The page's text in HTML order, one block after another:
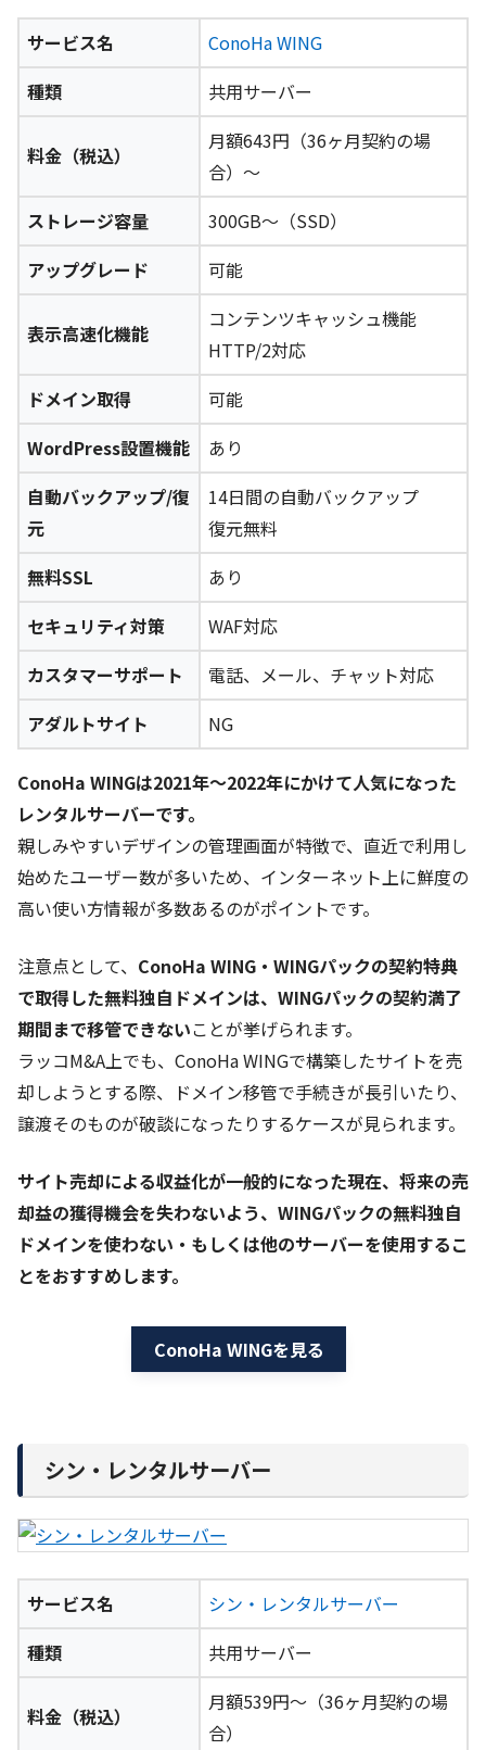
サービス名
ConoHa WING
種類
共用サーバー
料金（税込）
月額643円（36ヶ月契約の場
合）～
ストレージ容量
300GB～（SSD）
アップグレード
可能
表示高速化機能
コンテンツキャッシュ機能
HTTP/2対応
ドメイン取得
可能
WordPress設置機能
あり
自動バックアップ/復
元
14日間の自動バックアップ
復元無料
無料SSL
あり
セキュリティ対策
WAF対応
カスタマーサポート
電話、メール、チャット対応
アダルトサイト
NG
ConoHa WINGは2021年～2022年にかけて人気になった
レンタルサーバーです。
親しみやすいデザインの管理画面が特徴で、直近で利用し
始めたユーザー数が多いため、インターネット上に鮮度の
高い使い方情報が多数あるのがポイントです。
注意点として、 ConoHa WING・WINGパックの契約特典
で取得した無料独自ドメインは、WINGパックの契約満了
期間まで移管できないことが挙げられます。
ラッコM&A上でも、ConoHa WINGで構築したサイトを売
却しようとする際、ドメイン移管で手続きが長引いたり、
譲渡そのものが破談になったりするケースが見られます。
サイト売却による収益化が一般的になった現在、将来の売
却益の獲得機会を失わないよう、WINGパックの無料独自
ドメインを使わない・もしくは他のサーバーを使用するこ
とをおすすめします。
ConoHa WINGを見る
シン・レンタルサーバー
サービス名
シン・レンタルサーバー
種類
共用サーバー
料金（税込）
月額539円～（36ヶ月契約の場
合）